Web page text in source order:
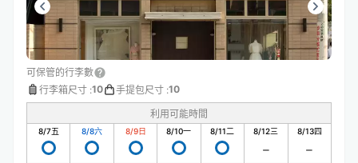
可保管的行李數
行李箱尺寸 :10 手提包尺寸 :10
利用可能時間
8/7五 8/8六 8/9日 8/10一 8/11二 8/12三 8/13四